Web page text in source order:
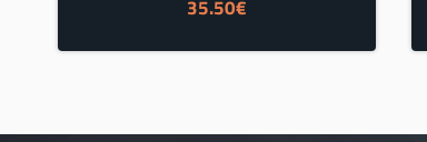
Izvorna
bila
35.50€
je: